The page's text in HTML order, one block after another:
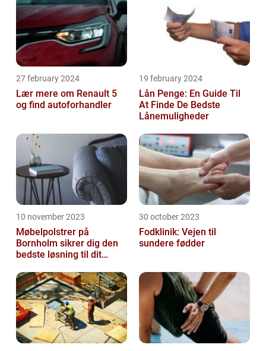
27 february 2024
Lær mere om Renault 5
og find autoforhandler
19 february 2024
Lån Penge: En Guide Til
At Finde De Bedste
Lånemuligheder
10 november 2023
Møbelpolstrer på
Bornholm sikrer dig den
bedste løsning til dit
30 october 2023
Fodklinik: Vejen til
sundere fødder